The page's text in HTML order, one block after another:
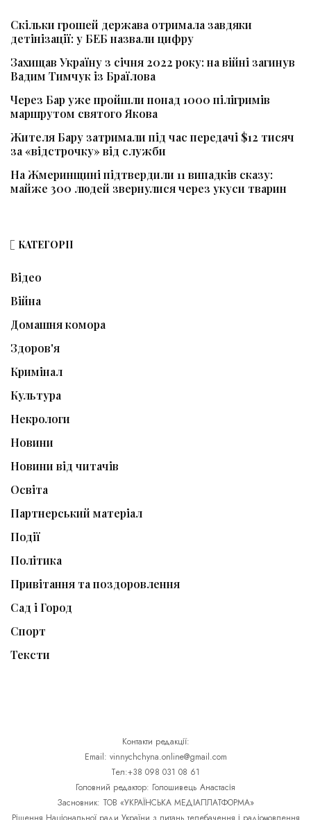
Скільки грошей держава отримала завдяки
детінізації: у БЕБ назвали цифру
Захищав Україну з січня 2022 року: на війні загинув
Вадим Тимчук із Браїлова
Через Бар уже пройшли понад 1000 пілігримів
маршрутом святого Якова
Жителя Бару затримали під час передачі $12 тисяч
за «відстрочку» від служби
На Жмеринщині підтвердили 11 випадків сказу:
майже 300 людей звернулися через укуси тварин
КАТЕГОРІЇ
Відео
Війна
Домашня комора
Здоров'я
Кримінал
Культура
Некрологи
Новини
Новини від читачів
Освіта
Партнерський матеріал
Події
Політика
Привітання та поздоровлення
Сад і Город
Спорт
Тексти
Контакти редакції:
Email: vinnychchyna.online@gmail.com
Тел:+38 098 031 08 61
Головний редактор: Голошивець Анастасія
Засновник: ТОВ «УКРАЇНСЬКА МЕДІАПЛАТФОРМА»